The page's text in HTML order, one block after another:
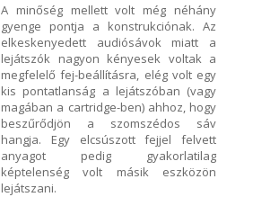
A minőség mellett volt még néhány
gyenge pontja a konstrukciónak. Az
elkeskenyedett audiósávok miatt a
lejátszók nagyon kényesek voltak a
megfelelő fej-beállításra, elég volt egy
kis pontatlanság a lejátszóban (vagy
magában a cartridge-ben) ahhoz, hogy
beszűrődjön a szomszédos sáv
hangja. Egy elcsúszott fejjel felvett
anyagot pedig gyakorlatilag
képtelenség volt másik eszközön
lejátszani.